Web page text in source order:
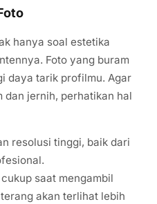
hanya soal estetika
Foto yang buram
daya tarik profilmu. Agar
dan jernih, perhatikan hal
resolusi tinggi, baik dari
saat mengambil
akan terlihat lebih